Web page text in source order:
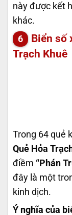
này được kết
khác.
Biển số
Trạch Khuê
Trong 64 quẻ
Quẻ Hỏa
điềm “Phán
đây là một
kinh dịch.
Ý nghĩa của